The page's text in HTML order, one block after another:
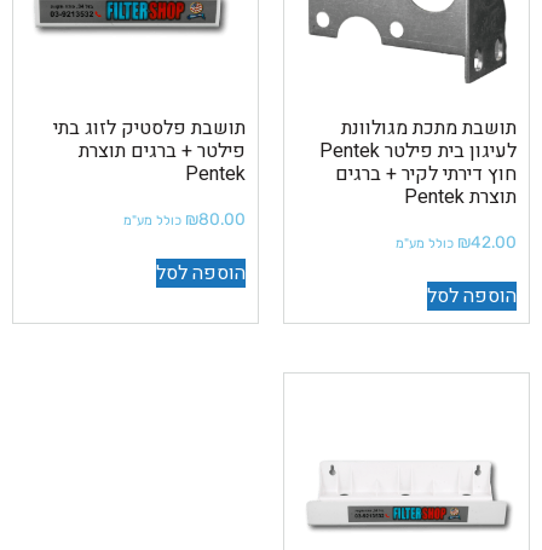
תושבת מתכת מגולוונת
לעיגון בית פילטר Pentek
חוץ דירתי לקיר + ברגים
תוצרת Pentek
₪42.00 כולל מע"מ
הוספה לסל
תושבת פלסטיק לזוג בתי
פילטר + ברגים תוצרת
Pentek
₪80.00 כולל מע"מ
הוספה לסל